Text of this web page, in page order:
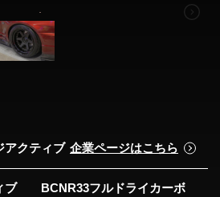
アクティブ 企業ページはこちら
ブ BCNR33フルドライカーボ